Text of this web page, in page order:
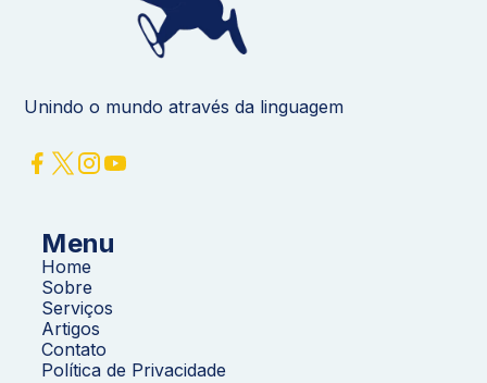
Unindo o mundo através da linguagem
Menu
Home
Sobre
Serviços
Artigos
Contato
Política de Privacidade